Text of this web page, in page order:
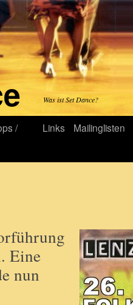
Was ist Set Dance?
/
Links Mailinglisten
Eine
nun